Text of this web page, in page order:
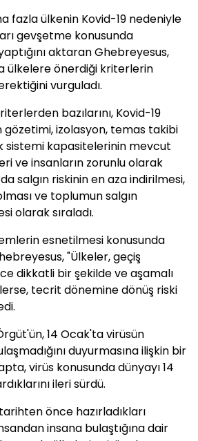
fazla ülkenin Kovid-19 nedeniyle
gevşetme konusunda
aktaran Ghebreyesus,
ülkelere önerdiği kriterlerin
vurguladı.
bazılarını, Kovid-19
gözetimi, izolasyon, temas takibi
sistemi kapasitelerinin mevcut
ve insanların zorunlu olarak
salgın riskinin en aza indirilmesi,
ve toplumun salgın
olarak sıraladı.
esnetilmesi konusunda
"Ülkeler, geçiş
dikkatli bir şekilde ve aşamalı
tecrit dönemine dönüş riski
14 Ocak'ta virüsün
duyurmasına ilişkin bir
virüs konusunda dünyayı 14
ileri sürdü.
önce hazırladıkları
insana bulaştığına dair